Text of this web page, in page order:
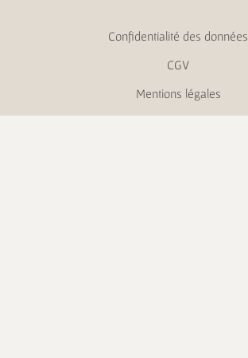
Confidentialité des données
CGV
Mentions légales